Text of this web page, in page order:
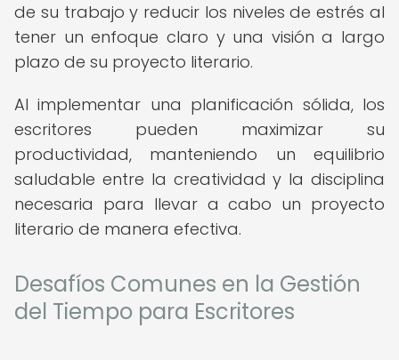
de su trabajo y reducir los niveles de estrés al
tener un enfoque claro y una visión a largo
plazo de su proyecto literario.
Al implementar una planificación sólida, los
escritores pueden maximizar su
productividad, manteniendo un equilibrio
saludable entre la creatividad y la disciplina
necesaria para llevar a cabo un proyecto
literario de manera efectiva.
Desafíos Comunes en la Gestión
del Tiempo para Escritores